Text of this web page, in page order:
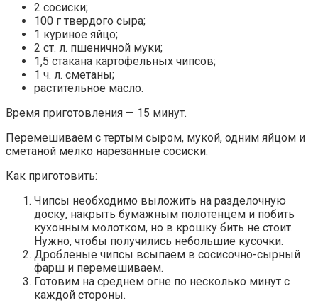
2 сосиски;
100 г твердого сыра;
1 куриное яйцо;
2 ст. л. пшеничной муки;
1,5 стакана картофельных чипсов;
1 ч. л. сметаны;
растительное масло.
Время приготовления — 15 минут.
Перемешиваем с тертым сыром, мукой, одним яйцом и
сметаной мелко нарезанные сосиски.
Как приготовить:
Чипсы необходимо выложить на разделочную
доску, накрыть бумажным полотенцем и побить
кухонным молотком, но в крошку бить не стоит.
Нужно, чтобы получились небольшие кусочки.
Дробленые чипсы всыпаем в сосисочно-сырный
фарш и перемешиваем.
Готовим на среднем огне по несколько минут с
каждой стороны.